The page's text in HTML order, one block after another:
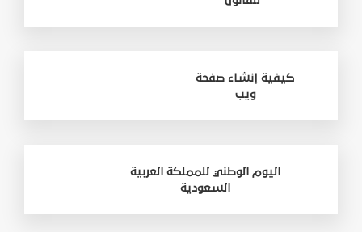
كيفية إنشاء صفحة
ويب
اليوم الوطني للمملكة العربية
السعودية